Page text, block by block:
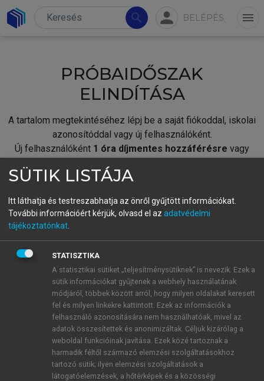
search person BELÉPÉS menu
PRÓBAIDŐSZAK
ELINDÍTÁSA
A tartalom megtekintéséhez lépj be a saját fiókoddal, iskolai
azonosítóddal vagy új felhasználóként.
Új felhasználóként 1 óra díjmentes hozzáférésre vagy
fiókoddal,vagy hozz létre új fiókot.
A regisztráció után apróbaidőszakautomatikusan
BELÉPÉS SAJÁT FIÓKKAL
ÚJ FIÓK LÉTREHOZÁSA
1 óra díjmentes hozzáférés
E-MAIL-CÍM
SÜTIK LISTÁJA
Itt láthatja és testreszabhatja az önről gyűjtött információkat.
További információért kérjük, olvasd el az adatvédelmi
tájékoztatónkat
STATISZTIKA
A statisztikai sütiket „teljesítménysütiknek” is nevezik. Ezek a
sütik információkat gyűjtenek a webhely használatának
módjáról, többek között arról, hogy milyen oldalakat keresett
fel és milyen linkekre kattintott. Ezek az információk a
felhasználó azonosítására nem használhatóak, mivel az
adatok összesítettek és anonimizáltak. Céljuk kizárólag a
weboldal funkcióinak javítása. Ezek közé tartoznak a
harmadik féltől származó elemzési szolgáltatásokhoz
tartozó sütik; ilyen elemzési szolgáltatások a
látogatóelemzések, a hőtérképek és a közösségi